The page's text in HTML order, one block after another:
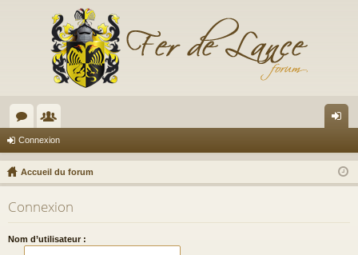
or
u
m
s
e
m
br
es
ne
xi
Connexion
Accueil du forum
Connexion
Nom d’utilisateur :